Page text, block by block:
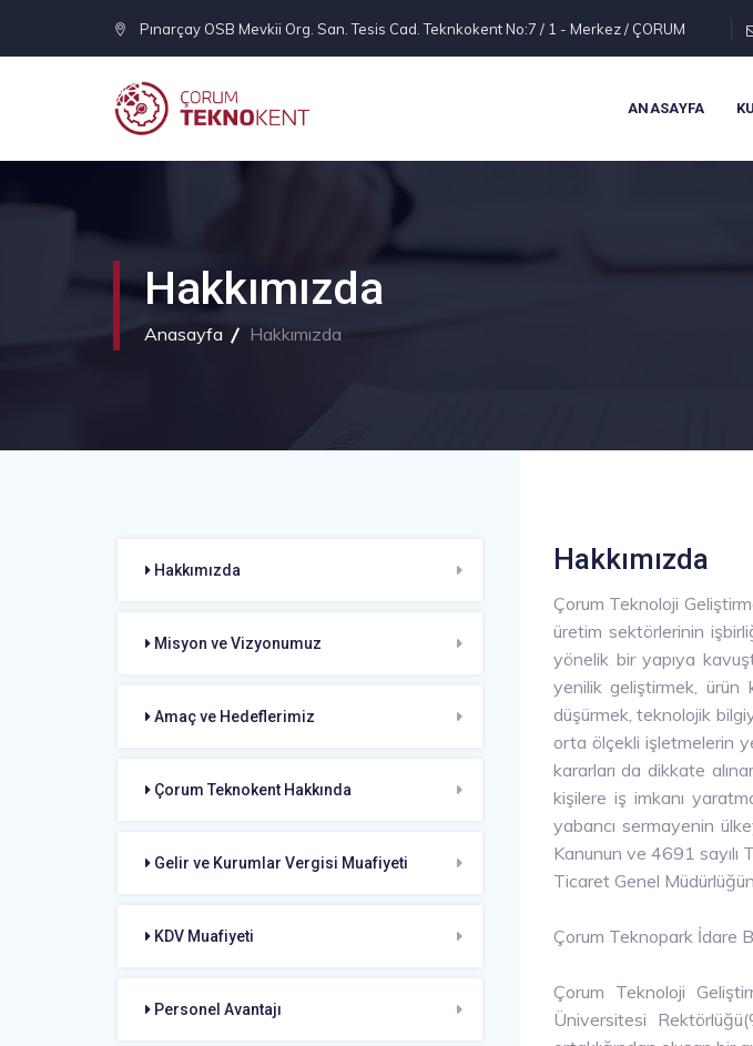
Pınarçay OSB Mevkii Org. San. Tesis Cad. Teknkokent No:7 / 1 - Merkez / ÇORUM
ANASAYFA
Hakkımızda
Anasayfa Hakkımızda
Hakkımızda
Misyon ve Vizyonumuz
Amaç ve Hedeflerimiz
Çorum Teknokent Hakkında
Gelir ve Kurumlar Vergisi Muafiyeti
KDV Muafiyeti
Personel Avantajı
Hakkımızda
Çorum Teknoloji
üretim sektörlerinin
yönelik bir yapıya
yenilik geliştirmek, ürün
düşürmek, teknolojik
orta ölçekli işletmelerin
kararları da dikkate
kişilere iş imkanı
yabancı sermayenin
Kanunun ve 4691 sayılı
Ticaret Genel
Çorum Teknopark İdare
Çorum Teknoloji
Üniversitesi